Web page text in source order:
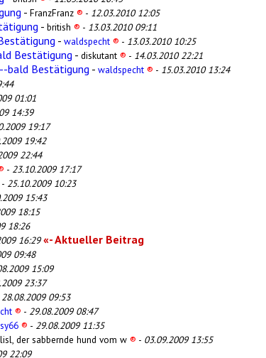
- FranzFranz ® - 12.03.2010 12:05
- british ® - 13.03.2010 09:11
- waldspecht ® - 13.03.2010 10:25
Bestätigung - diskutant ® - 14.03.2010 22:21
bald Bestätigung - waldspecht ® - 15.03.2010 13:24
01:01
14:39
19:17
19:42
22:44
- 23.10.2009 17:17
- 25.10.2009 10:23
15:43
18:15
18:26
16:29«- Aktueller Beitrag
09:48
15:09
23:37
28.08.2009 09:53
® - 29.08.2009 08:47
® - 29.08.2009 11:35
lisl, der sabbernde hund vom w ® - 03.09.2009 13:55
22:09